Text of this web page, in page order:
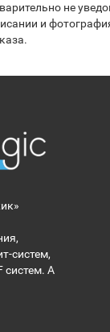
не
и
систем,
систем. А